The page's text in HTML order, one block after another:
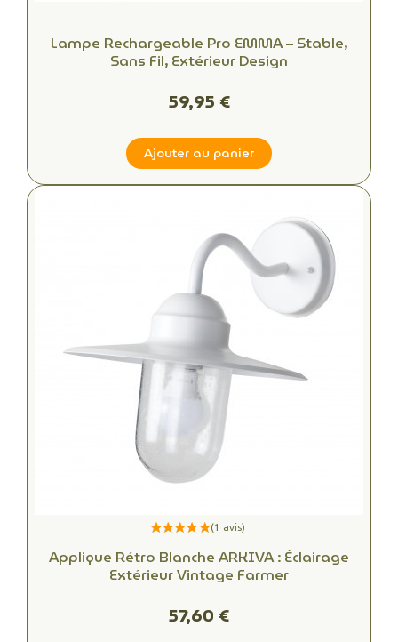
Lampe Rechargeable Pro EMMA – Stable,
Sans Fil, Extérieur Design
59,95 €
Ajouter au panier
Applique Rétro Blanche ARKIVA : Éclairage
Extérieur Vintage Farmer
57,60 €